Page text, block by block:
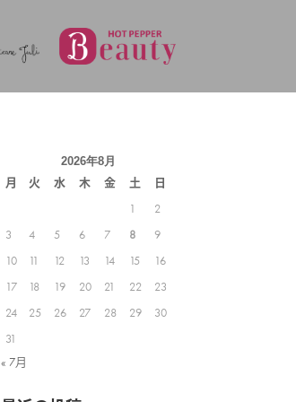
2026年8月
月 火 水 木 金 土
日
1
2
3
4 5 6 7 8
9
10
11 12 13 14 15
16
17
18 19 20 21 22
23
24
25 26 27 28 29
30
31
« 7月